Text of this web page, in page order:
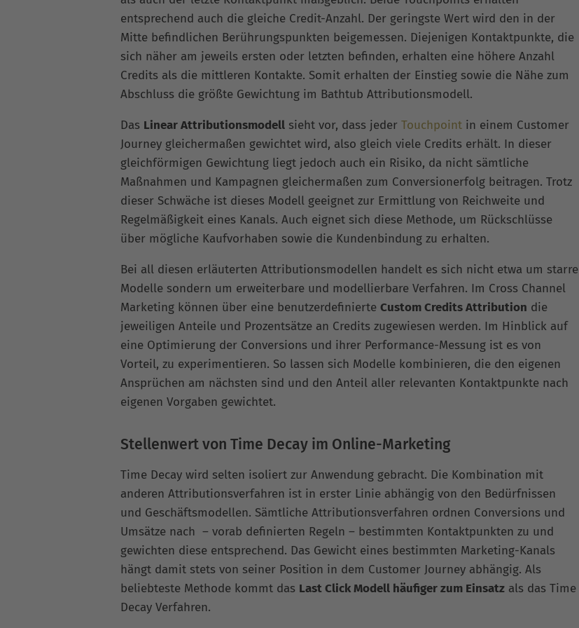
entsprechend auch die gleiche Credit-Anzahl. Der geringste Wert wird den in der
Mitte befindlichen Berührungspunkten beigemessen. Diejenigen Kontaktpunkte, die
sich näher am jeweils ersten oder letzten befinden, erhalten eine höhere Anzahl
Credits als die mittleren Kontakte. Somit erhalten der Einstieg sowie die Nähe zum
Abschluss die größte Gewichtung im Bathtub Attributionsmodell.
Das Linear Attributionsmodell sieht vor, dass jeder Touchpoint in einem Customer
Journey gleichermaßen gewichtet wird, also gleich viele Credits erhält. In dieser
gleichförmigen Gewichtung liegt jedoch auch ein Risiko, da nicht sämtliche
Maßnahmen und Kampagnen gleichermaßen zum Conversionerfolg beitragen. Trotz
dieser Schwäche ist dieses Modell geeignet zur Ermittlung von Reichweite und
Regelmäßigkeit eines Kanals. Auch eignet sich diese Methode, um Rückschlüsse
über mögliche Kaufvorhaben sowie die Kundenbindung zu erhalten.
Bei all diesen erläuterten Attributionsmodellen handelt es sich nicht etwa um starre
Modelle sondern um erweiterbare und modellierbare Verfahren. Im Cross Channel
Marketing können über eine benutzerdefinierte Custom Credits Attribution die
jeweiligen Anteile und Prozentsätze an Credits zugewiesen werden. Im Hinblick auf
eine Optimierung der Conversions und ihrer Performance-Messung ist es von
Vorteil, zu experimentieren. So lassen sich Modelle kombinieren, die den eigenen
Ansprüchen am nächsten sind und den Anteil aller relevanten Kontaktpunkte nach
eigenen Vorgaben gewichtet.
Stellenwert von Time Decay im Online-Marketing
Time Decay wird selten isoliert zur Anwendung gebracht. Die Kombination mit
anderen Attributionsverfahren ist in erster Linie abhängig von den Bedürfnissen
und Geschäftsmodellen. Sämtliche Attributionsverfahren ordnen Conversions und
Umsätze nach – vorab definierten Regeln – bestimmten Kontaktpunkten zu und
gewichten diese entsprechend. Das Gewicht eines bestimmten Marketing-Kanals
hängt damit stets von seiner Position in dem Customer Journey abhängig. Als
beliebteste Methode kommt das Last Click Modell häufiger zum Einsatz als das Time
Decay Verfahren.